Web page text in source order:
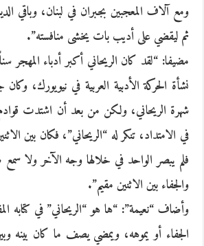
ومع آلاف المعجبين بجبران في لبنان، وباقي
ثم ليقضي على أديب بات يخشى منافسته”.
مضيفا: “لقد كان الريحاني أكبر أدباء المهجر
نشأة الحركة الأدبية العربية في نيويورك،
شهرة الريحاني، ولكن من بعد أن اشتدت
فلم يبصر الواحد في خلالها وجه الآخر ولا
والجفاء بين الاثنين مقيم”.
وأضاف “نعيمة”: “ها هو “الريحاني” في
الجفاء أو يموهه، ويمضي يصف ما كان بينه